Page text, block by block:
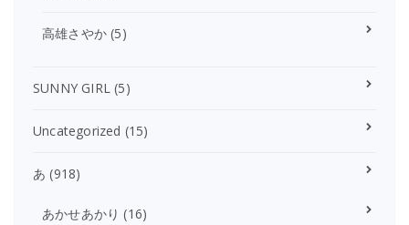
高雄さやか (5)
SUNNY GIRL (5)
Uncategorized (15)
あ (918)
あかせあかり (16)